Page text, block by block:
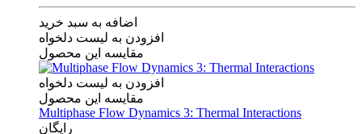
اضافه به سبد خرید
افزودن به لیست دلخواه
مقایسه این محصول
افزودن به لیست دلخواه
مقایسه این محصول
Multiphase Flow Dynamics 3: Thermal Interactions
رایگان